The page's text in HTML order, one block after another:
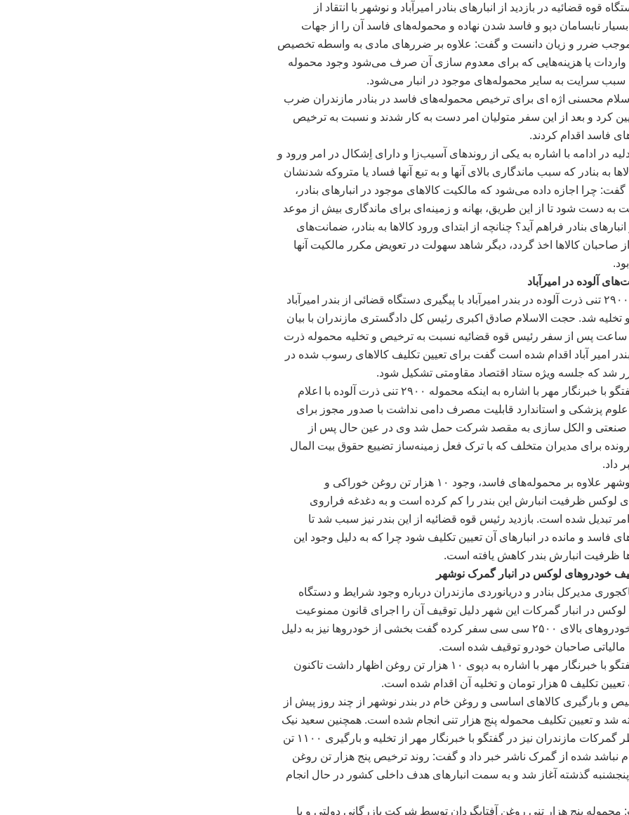
قوه قضائیه در بازدید از انبارهای بنادر امیرآباد و نوشهر با انتقاد از
نابسامان دپو و فاسد شدن نهاده و محموله‌های فاسد آن را از جهات
ضرر و زیان دانست و گفت: علاوه بر ضررهای مادی به واسطه تخصیص
واردات یا هزینه‌هایی که برای معدوم سازی آن صرف می‌شود وجود محموله
سبب سرایت به سایر محموله‌های موجود در انبار می‌شود.
محسنی اژه ای برای ترخیص محموله‌های فاسد در بنادر مازندران ضرب
کرد و بعد از این سفر متولیان امر دست به کار شدند و نسبت به ترخیص
فاسد اقدام کردند.
در ادامه با اشاره به یکی از روندهای آسیب‌زا و دارای اِشکال در امر ورود و
به بنادر که سبب ماندگاری بالای آنها و به تبع آنها فساد یا متروکه شدنشان
چرا اجازه داده می‌شود که مالکیت کالاهای موجود در انبارهای بنادر،
به دست شود تا از این طریق، بهانه و زمینه‌ای برای ماندگاری بیش از موعد
انبارهای بنادر فراهم آید؟ چنانچه از ابتدای ورود کالاها به بنادر، ضمانت‌های
صاحبان کالاها اخذ گردد، دیگر شاهد سهولت در تعویض مکرر مالکیت آنها
آلوده در امیرآباد
محموله ۲۹۰۰ تنی ذرت آلوده در بندر امیرآباد با پیگیری دستگاه قضائی از بندر امیرآباد
شد. حجت الاسلام صادق اکبری رئیس کل دادگستری مازندران با بیان
اینکه ۴۸ ساعت پس از سفر رئیس قوه قضائیه نسبت به ترخیص و تخلیه محموله ذرت
بندر امیر آباد اقدام شده است گفت برای تعیین تکلیف کالاهای رسوب شده در
شد که جلسه ویژه ستاد اقتصاد مقاومتی تشکیل شود.
وی در گفتگو با خبرنگار مهر با اشاره به اینکه محموله ۲۹۰۰ تنی ذرت آلوده با اعلام
علوم پزشکی و استاندارد قابلیت مصرف دامی نداشت با صدور مجوز برای
و الکل سازی به مقصد شرکت حمل شد وی در عین حال پس از
برای مدیران متخلف که با ترک فعل زمینه‌ساز تضییع حقوق بیت المال
داد.
در بندر نوشهر علاوه بر محموله‌های فاسد، وجود ۱۰ هزار تن روغن خوراکی و
لوکس ظرفیت انبارش این بندر را کم کرده است و به دغدغه فراروی
تبدیل شده است. بازدید رئیس قوه قضائیه از این بندر نیز سبب شد تا
فاسد و مانده در انبارهای آن تعیین تکلیف شود چرا که به دلیل وجود این
ظرفیت انبارش بندر کاهش یافته است.
خودروهای لوکس در انبار گمرک نوشهر
مدیرکل بنادر و دریانوردی مازندران درباره وجود شرایط و دستگاه
در انبار گمرکات این شهر دلیل توقیف آن را اجرای قانون ممنوعیت
واردات خودروهای بالای ۲۵۰۰ سی سی سفر کرده گفت بخشی از خودروها نیز به دلیل
مالیاتی صاحبان خودرو توقیف شده است.
وی در گفتگو با خبرنگار مهر با اشاره به دپوی ۱۰ هزار تن روغن اظهار داشت تاکنون
تومان و تخلیه آن اقدام شده است.
و بارگیری کالاهای اساسی و روغن خام در بندر نوشهر از چند روز پیش از
شد و تعیین تکلیف محموله پنج هزار تنی انجام شده است. همچنین سعید نیک
نفس ناظر گمرکات مازندران نیز در گفتگو با خبرنگار مهر از تخلیه و بارگیری ۱۱۰۰ تن
نباشد شده از گمرک ناشر خبر داد و گفت: روند ترخیص پنج هزار تن روغن
پنجشنبه گذشته آغاز شد و به سمت انبارهای هدف داخلی کشور در حال انجام
پنج هزار تنی روغن آفتابگردان توسط شرکت بازرگانی دولتی و با